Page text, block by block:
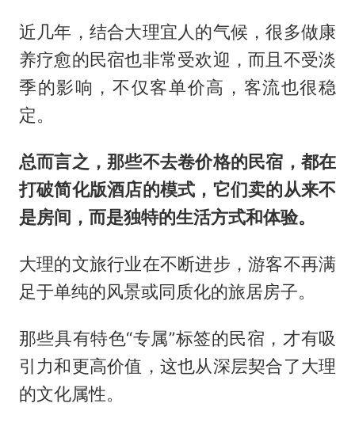
近几年，结合大理宜人的气候，很多做康
养疗愈的民宿也非常受欢迎，而且不受淡
季的影响，不仅客单价高，客流也很稳
定。
总而言之，那些不去卷价格的民宿，都在
打破简化版酒店的模式，它们卖的从来不
是房间，而是独特的生活方式和体验。
大理的文旅行业在不断进步，游客不再满
足于单纯的风景或同质化的旅居房子。
那些具有特色“专属”标签的民宿，才有吸
引力和更高价值，这也从深层契合了大理
的文化属性。